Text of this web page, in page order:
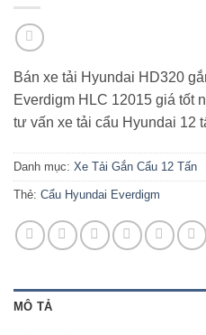
Bán xe tải Hyundai HD320
Everdigm HLC 12015 giá tốt
tư vấn xe tải cẩu Hyundai 12
Danh mục: Xe Tải Gắn Cẩu 12 Tấn
Thẻ: Cẩu Hyundai Everdigm
MÔ TẢ